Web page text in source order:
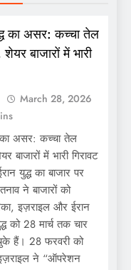
का असर: कच्चा तेल
बाजारों में भारी
March 28, 2026
असर: कच्चा तेल
बाजारों में भारी गिरावट
युद्ध का बाजार पर
ने बाजारों को
इज़राइल और ईरान
को 28 मार्च तक चार
हैं। 28 फरवरी को
ने “ऑपरेशन